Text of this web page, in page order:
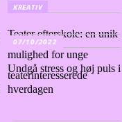
KREATIV
Teater efterskole: en unik
mulighed for unge
teaterinteresserede
07/10/2022
Undgå stress og høj puls i
hverdagen